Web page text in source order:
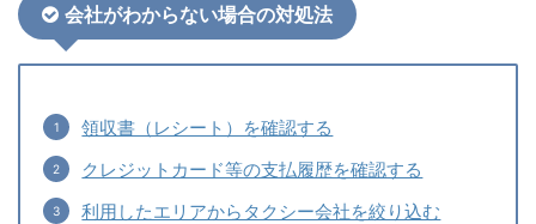
会社がわからない場合の対処法
領収書（レシート）を確認する
クレジットカード等の支払履歴を確認する
利用したエリアからタクシー会社を絞り込む